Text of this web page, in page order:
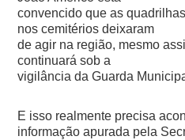
convencido que as
nos cemitérios deixaram
de agir na região, mesmo
continuará sob a
vigilância da Guarda
E isso realmente precisa
informação apurada pela